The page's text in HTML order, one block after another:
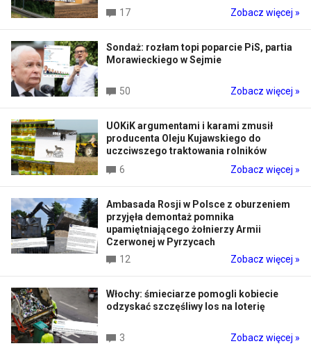
17
Zobacz więcej »
Sondaż: rozłam topi poparcie PiS, partia
Morawieckiego w Sejmie
50 Zobacz więcej »
UOKiK argumentami i karami zmusił
producenta Oleju Kujawskiego do
uczciwszego traktowania rolników
6
Zobacz więcej »
Ambasada Rosji w Polsce z oburzeniem
przyjęła demontaż pomnika
upamiętniającego żołnierzy Armii
Czerwonej w Pyrzycach
12
Zobacz więcej »
Włochy: śmieciarze pomogli kobiecie
odzyskać szczęśliwy los na loterię
3 Zobacz więcej »